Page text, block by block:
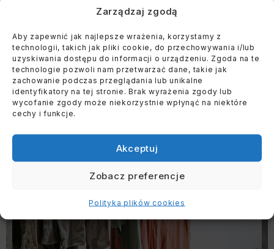
Zarządzaj zgodą
Aby zapewnić jak najlepsze wrażenia, korzystamy z
technologii, takich jak pliki cookie, do przechowywania i/lub
uzyskiwania dostępu do informacji o urządzeniu. Zgoda na te
technologie pozwoli nam przetwarzać dane, takie jak
zachowanie podczas przeglądania lub unikalne
identyfikatory na tej stronie. Brak wyrażenia zgody lub
wycofanie zgody może niekorzystnie wpłynąć na niektóre
cechy i funkcje.
Akceptuj
Zobacz preferencje
Polityka plików cookies